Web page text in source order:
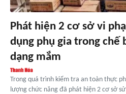
Phát hiện 2 cơ sở vi
dụng phụ gia trong chế
dạng mắm
Trong quá trình kiểm tra an toàn thực
lượng chức năng đã phát hiện 2 cơ sở